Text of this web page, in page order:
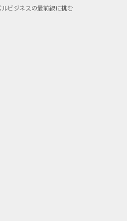
ビジネスの最前線に挑む